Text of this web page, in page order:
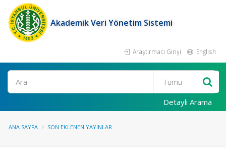
Akademik Veri Yönetim Sistemi
Araştırmacı Girişi English
Ara
Detaylı Arama
ANA SAYFA SON EKLENEN YAYINLAR